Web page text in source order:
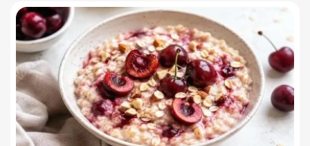
نحوه دریافت رمز خرید کالابرگ برای خرید آنلاین (رمز
یکبارمصرف کالابرگ)
17 مرداد 1405
طرز تهیه مارمالاد انجیر خوشرنگ+ نکات شکرک نزدن
16 مرداد 1405